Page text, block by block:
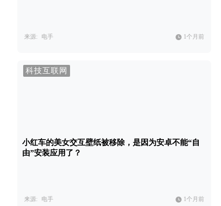
来源: 电手 1个月前
科技互联网
小红车的美女交互壁纸被移除，是因为安卓不能“自
由”安装应用了？
来源: 电手 1个月前